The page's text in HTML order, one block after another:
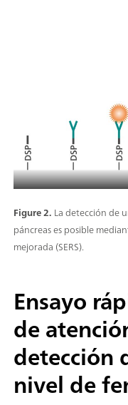
Figure 2. La detección de
páncreas es posible
mejorada (SERS).
Ensayo
de
detección
nivel de